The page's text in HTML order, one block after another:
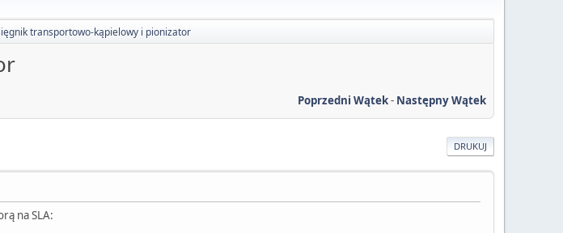
transportowo-kąpielowy i pionizator
Poprzedni Wątek- Następny Wątek
DRUKUJ
na SLA: